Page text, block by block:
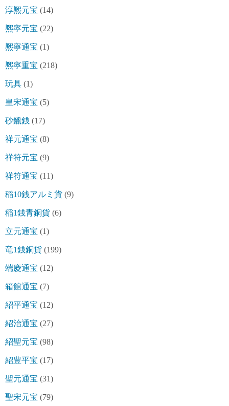
淳熈元宝 (14)
熈寧元宝 (22)
熈寧通宝 (1)
熈寧重宝 (218)
玩具 (1)
皇宋通宝 (5)
砂鑞銭 (17)
祥元通宝 (8)
祥符元宝 (9)
祥符通宝 (11)
稲10銭アルミ貨 (9)
稲1銭青銅貨 (6)
立元通宝 (1)
竜1銭銅貨 (199)
端慶通宝 (12)
箱館通宝 (7)
紹平通宝 (12)
紹治通宝 (27)
紹聖元宝 (98)
紹豊平宝 (17)
聖元通宝 (31)
聖宋元宝 (79)